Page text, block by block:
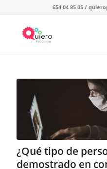
654 04 85 05 /
¿Qué tipo de
demostrado en